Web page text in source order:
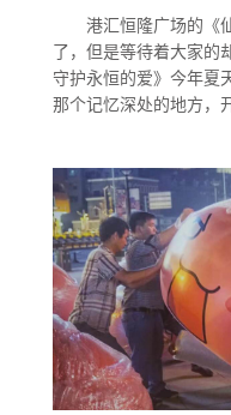
港汇恒隆广场的《
了，但是等待着大家的
守护永恒的爱》今年夏
那个记忆深处的地方，